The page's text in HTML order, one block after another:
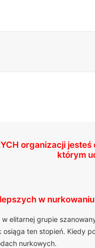
organizacji jesteś
którym
w
elitarnej grupie
ten stopień. Kiedy
nurkowych.